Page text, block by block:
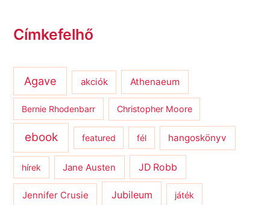
Címkefelhő
Agave akciók Athenaeum
Bernie Rhodenbarr Christopher Moore
ebook featured fél hangoskönyv
hírek Jane Austen JD Robb
Jennifer Crusie Jubileum játék